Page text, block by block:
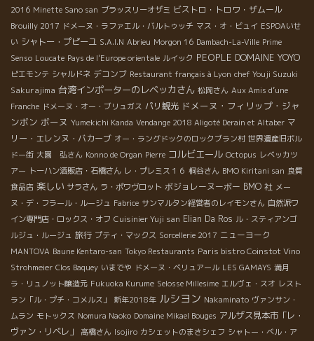
2016 Minette Sano san ブラッスリーオザミ ビストロ・トロワ・ザムール
Brouilly 2017 ドメーヌ・ラファエル・バルトゥッチ マス・オ・ビュイ ESPOAいせ
い シャトー・プピーユ S.A.I.N Abrieu Morgon 16 Dambach-La-Ville Prime
Senso Loucate Pays de l'Europe orientale ルイック PEOPLE DOMAINE YOYO
ピエモンテ シャルドネ デコンブ Restaurant français à Lyon chef Youji Suzuki
Sakurajima 台湾インポーターのレベッカさん 松岡さん Aux Amis d’une
Franche ドメーヌ・オー・ブリュガス パリ観光 ドメーヌ・フィリップ・ジャ
ンボン ボーヌ Yumekichi Kanda Vendange 2018 Aligoté Derain et Altaber マ
リー・エレンヌ・バカーブ オー・ラングドックのロックブラン村 世界遺産旧ボル
ドー街 大園 弘さん Konno de Organ Pierre コルビエール Octopus レベッカツ
アー トーハン酒販店・石橋さん レ・プレミス１６ 桐谷さん BMO Kiritani san 良質
食品店 楽しい サラさん ラ・ポワヴロット ボジョレーヌーボー BMO 社 メー
ヌ・デ・フラール・ルージュ Fabrice サンマルタン経営者のレイモンさん 自然派ワ
イン専門店・ロックス・オフ Cuisinier Yuji san Elian Da Ros ル・スティアンゴ
ルジュ・ルージュ 旅行 プティ・マックス Sorcellerie 2017 ニューヨーク
MANTOVA Baune Kentaro-san Tokyo Restaurants Paris bistro Coinstot Vino
Strohmeier Clos Baquey いまでや ドメーヌ・ベリュアール LES GAMAYS 満月
ラ・リュノット醸造元 Fukuoka Kurume Selosse Millesime エルヴェ・スオ レスト
ラン「ル・プチ・コメルス」
新年2018年 ルシヨン Nakaminato ヴァンサン・
ムラン モトックス Nomura Naoko Domaine Mikael Bouges アルザス見本市「レ・
ヴァン・リベレ」
高橋さん Isojiro カシェットのまさシェフ シャトー・ベル・ア